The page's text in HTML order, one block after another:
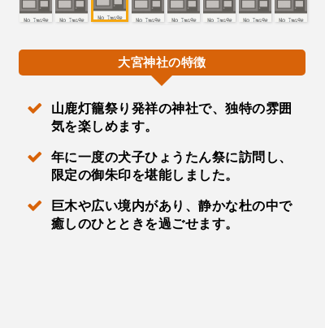
大宮神社の特徴
山鹿灯籠祭り発祥の神社で、独特の雰囲
気を楽しめます。
年に一度の犬子ひょうたん祭に訪問し、
限定の御朱印を堪能しました。
巨木や広い境内があり、静かな杜の中で
癒しのひとときを過ごせます。